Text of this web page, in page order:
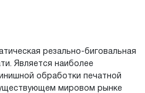
резально-биговальная
Является наиболее
обработки печатной
мировом рынке